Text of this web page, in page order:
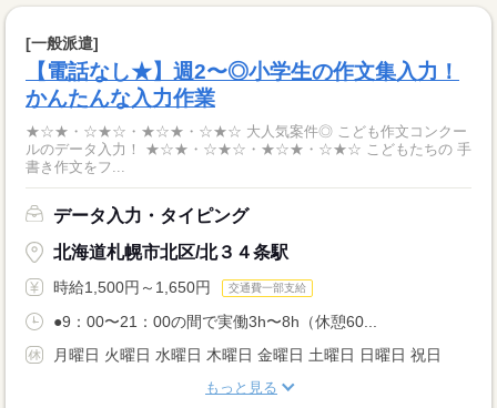
[一般派遣]
【電話なし★】週2〜◎小学生の作文集入力！
かんたんな入力作業
★☆★・☆★☆・★☆★・☆★☆ 大人気案件◎ こども作文コンクー
ルのデータ入力！ ★☆★・☆★☆・★☆★・☆★☆ こどもたちの 手
書き作文をフ...
データ入力・タイピング
北海道札幌市北区/北３４条駅
時給1,500円～1,650円 交通費一部支給
●9：00〜21：00の間で実働3h〜8h（休憩60...
月曜日 火曜日 水曜日 木曜日 金曜日 土曜日 日曜日 祝日
もっと見る